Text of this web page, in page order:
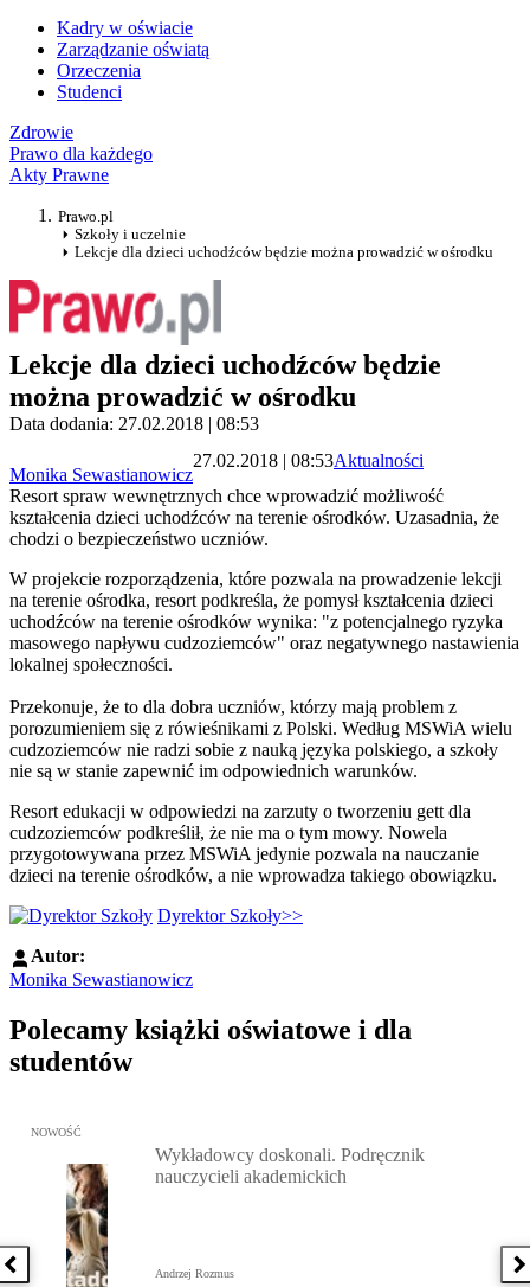
Kadry w oświacie
Zarządzanie oświatą
Orzeczenia
Studenci
Zdrowie
Prawo dla każdego
Akty Prawne
Prawo.pl
Szkoły i uczelnie
Lekcje dla dzieci uchodźców będzie można prowadzić w ośrodku
Lekcje dla dzieci uchodźców będzie
można prowadzić w ośrodku
Data dodania: 27.02.2018 | 08:53
Monika Sewastianowicz
27.02.2018 | 08:53Aktualności
Resort spraw wewnętrznych chce wprowadzić możliwość
kształcenia dzieci uchodźców na terenie ośrodków. Uzasadnia, że
chodzi o bezpieczeństwo uczniów.
W projekcie rozporządzenia, które pozwala na prowadzenie lekcji
na terenie ośrodka, resort podkreśla, że pomysł kształcenia dzieci
uchodźców na terenie ośrodków wynika: "z potencjalnego ryzyka
masowego napływu cudzoziemców" oraz negatywnego nastawienia
lokalnej społeczności.
Przekonuje, że to dla dobra uczniów, którzy mają problem z
porozumieniem się z rówieśnikami z Polski. Według MSWiA wielu
cudzoziemców nie radzi sobie z nauką języka polskiego, a szkoły
nie są w stanie zapewnić im odpowiednich warunków.
Resort edukacji w odpowiedzi na zarzuty o tworzeniu gett dla
cudzoziemców podkreślił, że nie ma o tym mowy. Nowela
przygotowywana przez MSWiA jedynie pozwala na nauczanie
dzieci na terenie ośrodków, a nie wprowadza takiego obowiązku.
Dyrektor Szkoły>>
Autor:
Monika Sewastianowicz
Polecamy książki oświatowe i dla
studentów
Poprzednia książka
Przejdź do: Wykładowcy doskonali. Podręcznik nauczycieli
NOWOŚĆ
Wykładowcy doskonali. Podręcznik
nauczycieli akademickich
Andrzej Rozmus